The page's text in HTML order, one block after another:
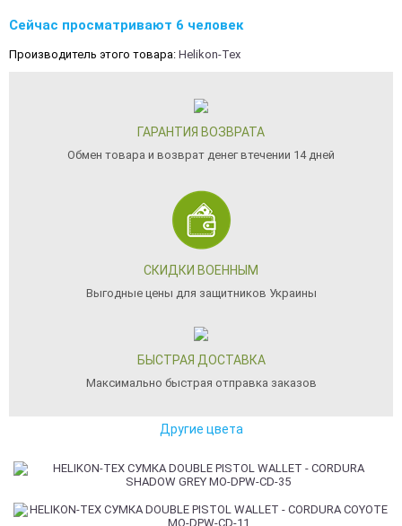
Сейчас просматривают 6 человек
Производитель этого товара: Helikon-Tex
ГАРАНТИЯ ВОЗВРАТА
Обмен товара и возврат денег втечении 14 дней
СКИДКИ ВОЕННЫМ
Выгодные цены для защитников Украины
БЫСТРАЯ ДОСТАВКА
Максимально быстрая отправка заказов
Другие цвета